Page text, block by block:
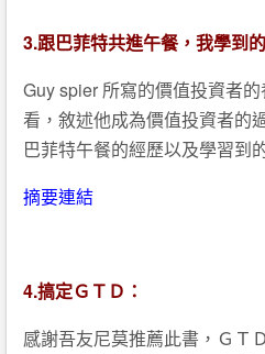
3.跟巴菲特共進午餐，我學到
Guy spier 所寫的價值投資者
看，敘述他成為價值投資者的
巴菲特午餐的經歷以及學習到
摘要連結
4.搞定ＧＴＤ：
感謝吾友尼莫推薦此書，ＧＴ